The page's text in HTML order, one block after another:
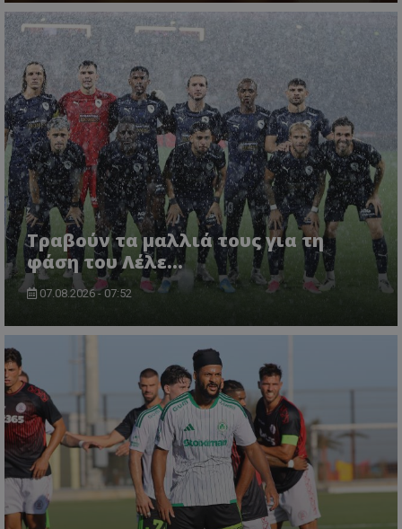
Τραβούν τα μαλλιά τους για τη
φάση του Λέλε…
07.08.2026 - 07:52